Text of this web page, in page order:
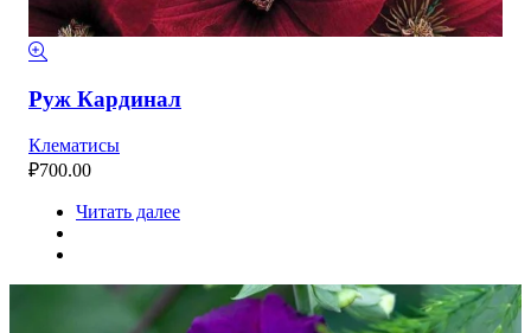
Руж Кардинал
Клематисы
₽700.00
Читать далее